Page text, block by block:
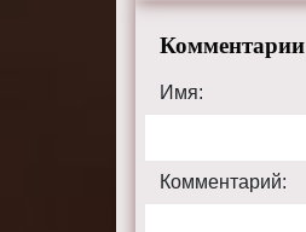
Комментарии
Имя:
Комментарий: